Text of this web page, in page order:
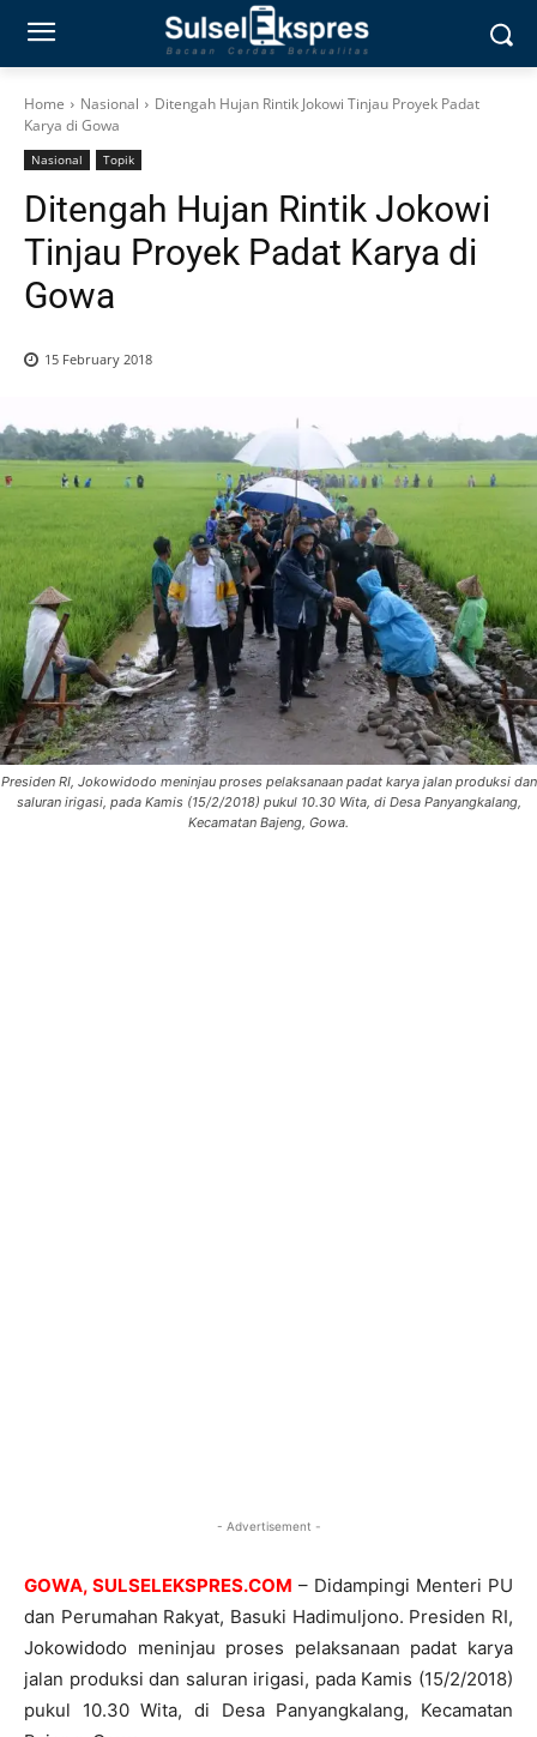
Home Nasional
Ditengah Hujan Rintik Jokowi Tinjau Proyek Padat
Karya di Gowa
Nasional Topik
Ditengah Hujan Rintik Jokowi
Tinjau Proyek Padat Karya di
Gowa
15 February 2018
Presiden RI, Jokowidodo meninjau proses pelaksanaan padat karya jalan produksi dan
saluran irigasi, pada Kamis (15/2/2018) pukul 10.30 Wita, di Desa Panyangkalang,
Kecamatan Bajeng, Gowa.
- Advertisement -
GOWA, SULSELEKSPRES.COM – Didampingi Menteri PU
dan Perumahan Rakyat, Basuki Hadimuljono. Presiden RI,
Jokowidodo meninjau proses pelaksanaan padat karya
jalan produksi dan saluran irigasi, pada Kamis (15/2/2018)
pukul 10.30 Wita, di Desa Panyangkalang, Kecamatan